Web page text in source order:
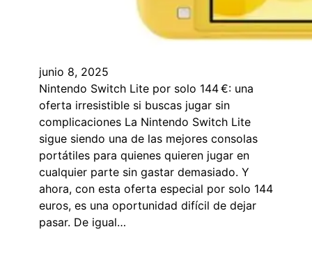
junio 8, 2025
Nintendo Switch Lite por solo 144 €: una
oferta irresistible si buscas jugar sin
complicaciones La Nintendo Switch Lite
sigue siendo una de las mejores consolas
portátiles para quienes quieren jugar en
cualquier parte sin gastar demasiado. Y
ahora, con esta oferta especial por solo 144
euros, es una oportunidad difícil de dejar
pasar. De igual…